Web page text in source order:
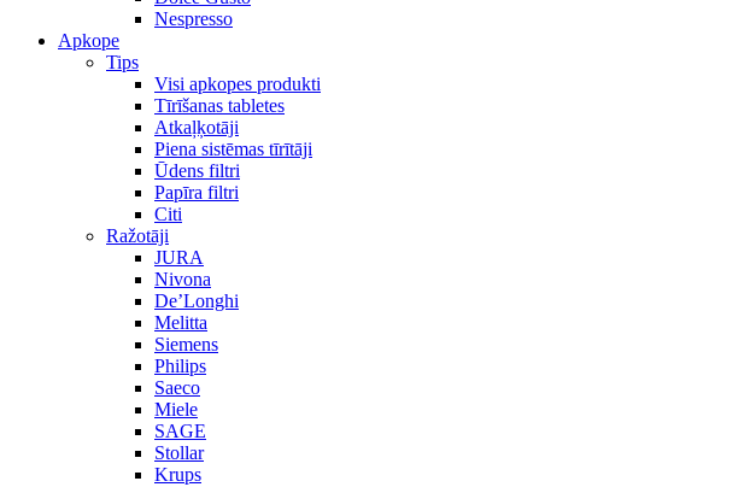
Nespresso
Apkope
Tips
Visi apkopes produkti
Tīrīšanas tabletes
Atkaļķotāji
Piena sistēmas tīrītāji
Ūdens filtri
Papīra filtri
Citi
Ražotāji
JURA
Nivona
De’Longhi
Melitta
Siemens
Philips
Saeco
Miele
SAGE
Stollar
Krups